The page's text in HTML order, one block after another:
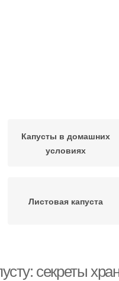
Капусты в домашних
условиях
Листовая капуста
заморозке
секреты